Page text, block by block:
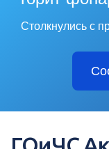
Столкнулись с